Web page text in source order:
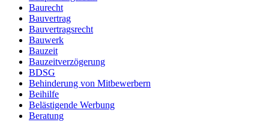
Baurecht
Bauvertrag
Bauvertragsrecht
Bauwerk
Bauzeit
Bauzeitverzögerung
BDSG
Behinderung von Mitbewerbern
Beihilfe
Belästigende Werbung
Beratung